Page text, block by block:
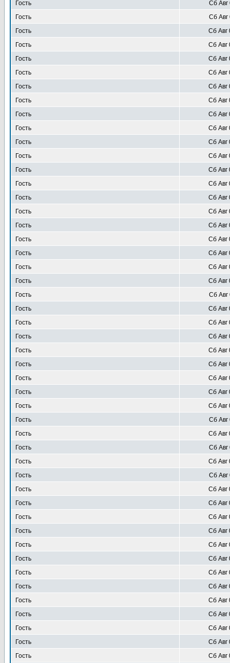
Гость
Сб Авг
Гость
Сб Авг
Гость
Сб Авг
Гость
Сб Авг
Гость
Сб Авг
Гость
Сб Авг
Гость
Сб Авг
Гость
Сб Авг
Гость
Сб Авг
Гость
Сб Авг
Гость
Сб Авг
Гость
Сб Авг
Гость
Сб Авг
Гость
Сб Авг
Гость
Сб Авг
Гость
Сб Авг
Гость
Сб Авг
Гость
Сб Авг
Гость
Сб Авг
Гость
Сб Авг
Гость
Сб Авг
Гость
Сб Авг
Гость
Сб Авг
Гость
Сб Авг
Гость
Сб Авг
Гость
Сб Авг
Гость
Сб Авг
Гость
Сб Авг
Гость
Сб Авг
Гость
Сб Авг
Гость
Сб Авг
Гость
Сб Авг
Гость
Сб Авг
Гость
Сб Авг
Гость
Сб Авг
Гость
Сб Авг
Гость
Сб Авг
Гость
Сб Авг
Гость
Сб Авг
Гость
Сб Авг
Гость
Сб Авг
Гость
Сб Авг
Гость
Сб Авг
Гость
Сб Авг
Гость
Сб Авг
Гость
Сб Авг
Гость
Сб Авг
Гость
Сб Авг